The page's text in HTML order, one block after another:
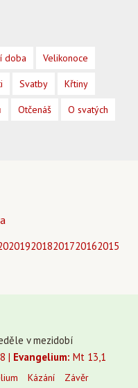
20192018201720162015
v mezidobí
| Evangelium: Mt 13,1
Kázání Závěr
doba Velikonoce
Svatby Křtiny
Otčenáš O svatých